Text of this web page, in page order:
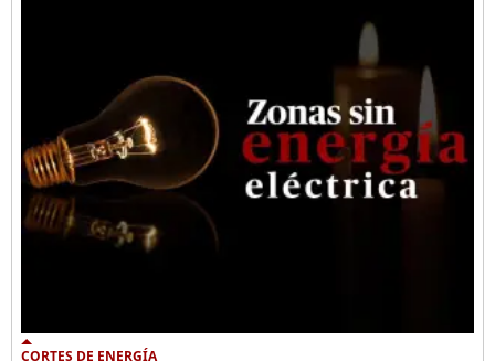
CORTES DE ENERGÍA